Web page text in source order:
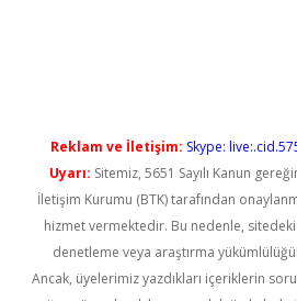
Reklam ve İletişim: Skype:
Uyarı: Sitemiz, 5651 Sayılı Kanun
İletişim Kurumu (BTK) tarafından
hizmet vermektedir. Bu nedenle,
denetleme veya araştırma
Ancak, üyelerimiz yazdıkları içeriklerin